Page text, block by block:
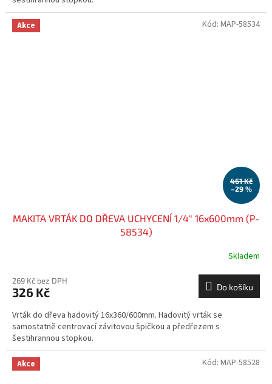
Akce
461 Kč
–29 %
MAKITA VRTÁK DO DŘEVA UCHYCENÍ 1/4" 16x600mm (P-
58534)
Skladem
269 Kč bez DPH
326 Kč Do košíku
Vrták do dřeva hadovitý 16x360/600mm. Hadovitý vrták se
samostatně centrovací závitovou špičkou a předřezem s
šestihrannou stopkou.
Kód: MAP-58534
Akce Kód: MAP-58528